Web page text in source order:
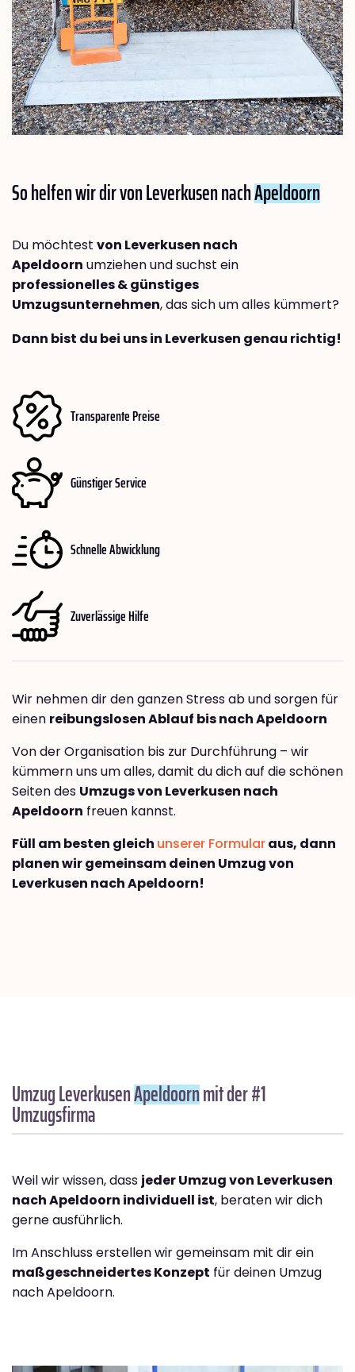
So helfen wir dir von Leverkusen nachApeldoorn
Du möchtest von Leverkusen nach
Apeldoorn umziehen und suchst ein
professionelles & günstiges
Umzugsunternehmen, das sich um alles kümmert?
Dann bist du bei uns in Leverkusen genau richtig!
Transparente Preise
Günstiger Service
Schnelle Abwicklung
Zuverlässige Hilfe
Wir nehmen dir den ganzen Stress ab und sorgen für
einen reibungslosen Ablauf bis nach Apeldoorn
Von der Organisation bis zur Durchführung – wir
kümmern uns um alles, damit du dich auf die schönen
Seiten des Umzugs von Leverkusen nach
Apeldoorn freuen kannst.
Füll am besten gleich unserer Formularaus, dann
planen wir gemeinsam deinen Umzug von
Leverkusen nach Apeldoorn!
Umzug LeverkusenApeldoornmit der #1
Umzugsfirma
Weil wir wissen, dass jeder Umzug von Leverkusen
nach Apeldoorn individuell ist, beraten wir dich
gerne ausführlich.
Im Anschluss erstellen wir gemeinsam mit dir ein
maßgeschneidertes Konzept für deinen Umzug
nach Apeldoorn.